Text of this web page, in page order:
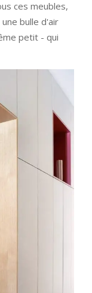
ces meubles,
bulle d'air
petit - qui